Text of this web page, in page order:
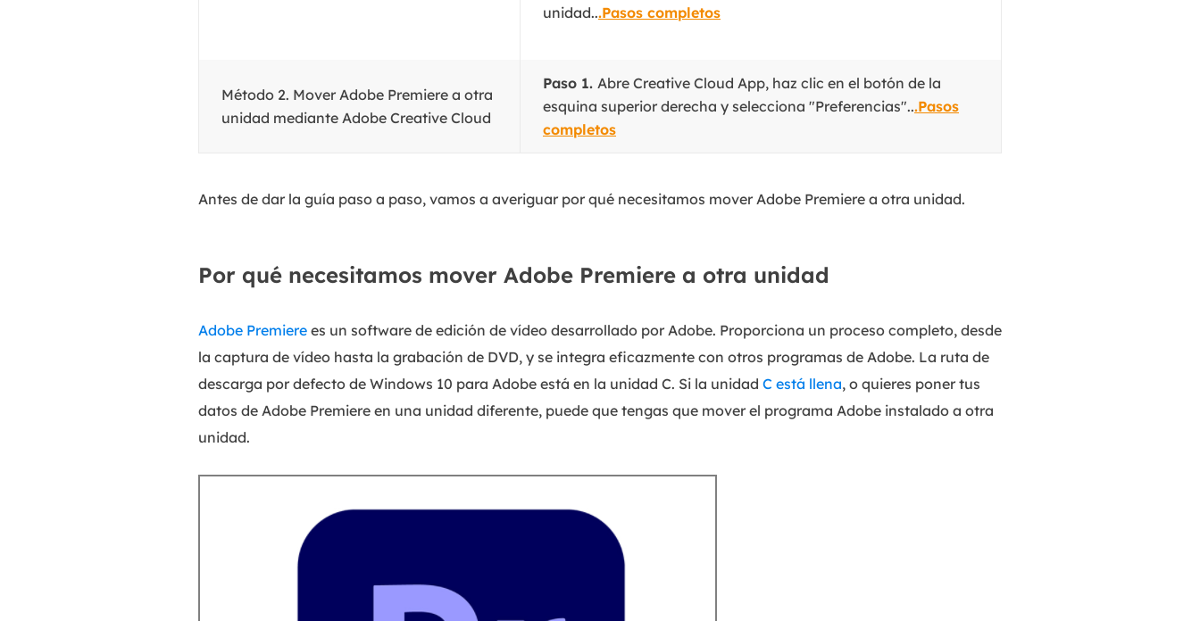
unidad...Pasos completos
Método 2. Mover Adobe Premiere a otra
unidad mediante Adobe Creative Cloud
Paso 1. Abre Creative Cloud App, haz clic en el botón de la
esquina superior derecha y selecciona "Preferencias"...Pasos
completos
Antes de dar la guía paso a paso, vamos a averiguar por qué necesitamos mover Adobe Premiere a otra unidad.
Por qué necesitamos mover Adobe Premiere a otra unidad
Adobe Premiere es un software de edición de vídeo desarrollado por Adobe. Proporciona un proceso completo, desde
la captura de vídeo hasta la grabación de DVD, y se integra eficazmente con otros programas de Adobe. La ruta de
descarga por defecto de Windows 10 para Adobe está en la unidad C. Si la unidad C está llena, o quieres poner tus
datos de Adobe Premiere en una unidad diferente, puede que tengas que mover el programa Adobe instalado a otra
unidad.